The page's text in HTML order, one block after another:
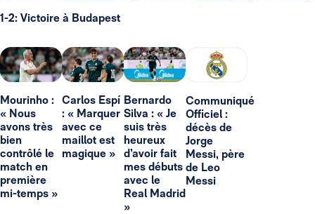
1-2: Victoire à Budapest
Mourinho :
« Nous
avons très
bien
contrôlé le
match en
première
mi-temps »
Carlos Espí
: « Marquer
avec ce
maillot est
magique »
Bernardo
Silva : « Je
suis très
heureux
d’avoir fait
mes débuts
avec le
Real Madrid
»
Communiqué
Officiel :
décès de
Jorge
Messi, père
de Leo
Messi